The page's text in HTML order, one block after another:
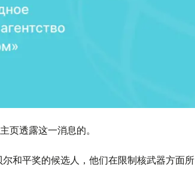
页透露这一消息的。
和平奖的候选人，他们在限制核武器方面所